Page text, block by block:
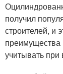
получил
строителей, и
преимущества
учитывать